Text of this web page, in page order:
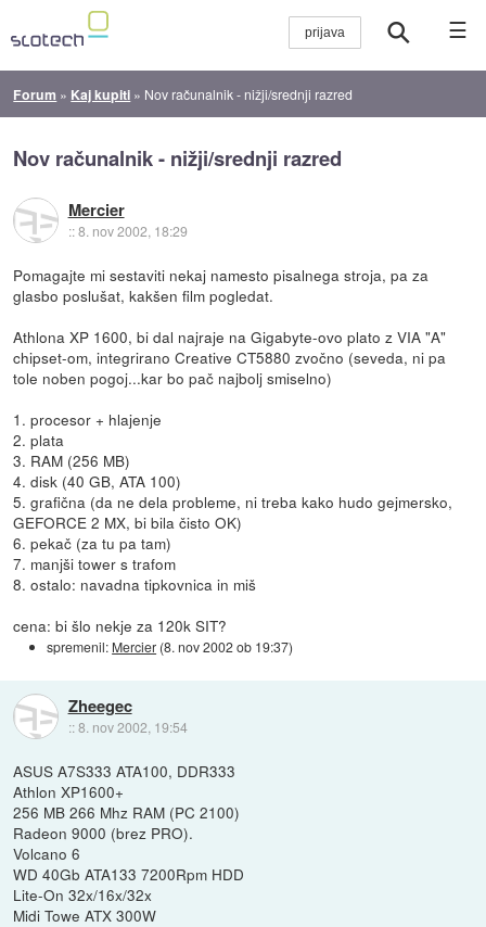
☰
Forum » Kaj kupiti » Nov računalnik - nižji/srednji razred
Nov računalnik - nižji/srednji razred
Mercier
::8. nov 2002, 18:29
Pomagajte mi sestaviti nekaj namesto pisalnega stroja, pa za
glasbo poslušat, kakšen film pogledat.
Athlona XP 1600, bi dal najraje na Gigabyte-ovo plato z VIA "A"
chipset-om, integrirano Creative CT5880 zvočno (seveda, ni pa
tole noben pogoj...kar bo pač najbolj smiselno)
1. procesor + hlajenje
2. plata
3. RAM (256 MB)
4. disk (40 GB, ATA 100)
5. grafična (da ne dela probleme, ni treba kako hudo gejmersko,
GEFORCE 2 MX, bi bila čisto OK)
6. pekač (za tu pa tam)
7. manjši tower s trafom
8. ostalo: navadna tipkovnica in miš
cena: bi šlo nekje za 120k SIT?
spremenil: Mercier (8. nov 2002 ob 19:37)
Zheegec
::8. nov 2002, 19:54
ASUS A7S333 ATA100, DDR333
Athlon XP1600+
256 MB 266 Mhz RAM (PC 2100)
Radeon 9000 (brez PRO).
Volcano 6
WD 40Gb ATA133 7200Rpm HDD
Lite-On 32x/16x/32x
Midi Towe ATX 300W